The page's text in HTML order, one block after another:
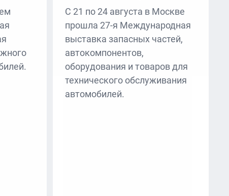
C 21 по 24 августа в Москве
прошла 27-я Международная
выставка запасных частей,
автокомпонентов,
оборудования и товаров для
технического обслуживания
автомобилей.